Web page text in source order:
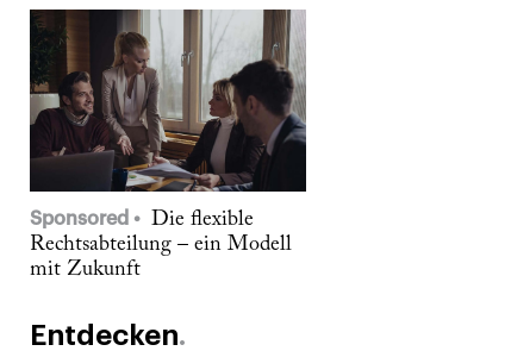
Sponsored
Die flexible
Rechtsabteilung – ein Modell
mit Zukunft
Entdecken